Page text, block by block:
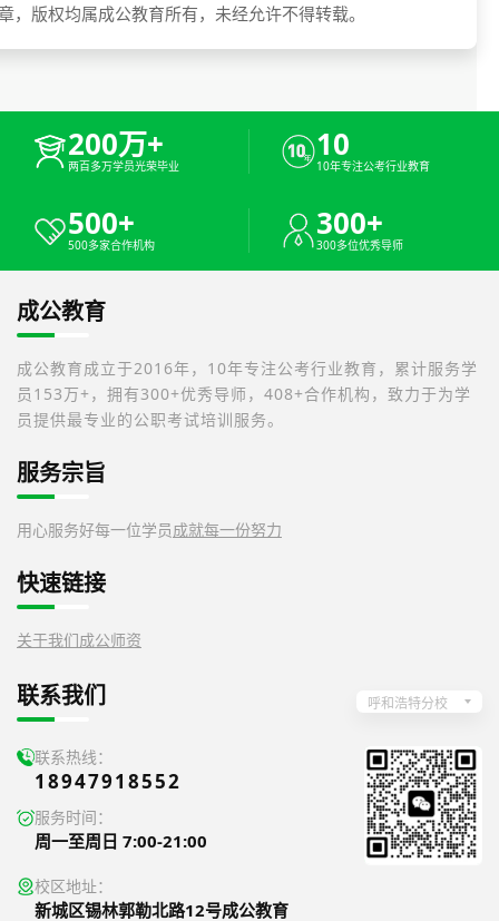
，版权均属成公教育所有，未经允许不得转载。
200万+
两百多万学员光荣毕业
10
10年专注公考行业教育
500+
500多家合作机构
300+
300多位优秀导师
成公教育
成公教育成立于2016年，10年专注公考行业教育，累计服务学
员153万+，拥有300+优秀导师，408+合作机构，致力于为学
员提供最专业的公职考试培训服务。
服务宗旨
用心服务好每一位学员成就每一份努力
快速链接
关于我们成公师资
联系我们 呼和浩特分校
联系热线：
18947918552
服务时间：
周一至周日 7:00-21:00
校区地址：
新城区锡林郭勒北路12号成公教育